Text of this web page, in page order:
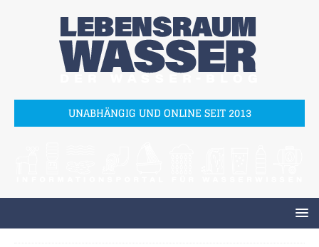
UNABHÄNGIG UND ONLINE SEIT 2013